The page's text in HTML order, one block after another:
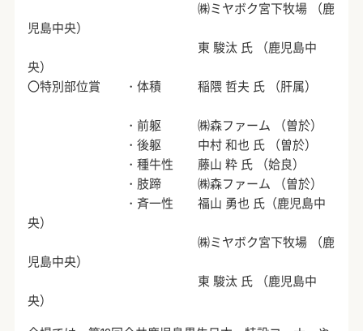
㈱ミヤボク宮下牧場 （鹿
児島中央）
東 駿汰 氏 （鹿児島中
央）
〇特別部位賞 ・体積 稲隈 哲夫 氏 （肝属）
・前躯 ㈱森ファーム （曽於）
・後躯 中村 和也 氏 （曽於）
・種牛性 藤山 粋 氏 （姶良）
・肢蹄 ㈱森ファーム （曽於）
・斉一性 福山 勇也 氏（鹿児島中
央）
㈱ミヤボク宮下牧場 （鹿
児島中央）
東 駿汰 氏 （鹿児島中
央）